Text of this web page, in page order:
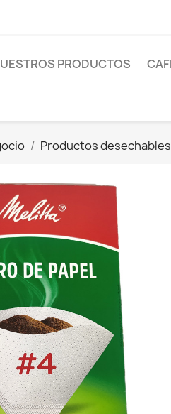
PRODUCTOS
Productos desechables